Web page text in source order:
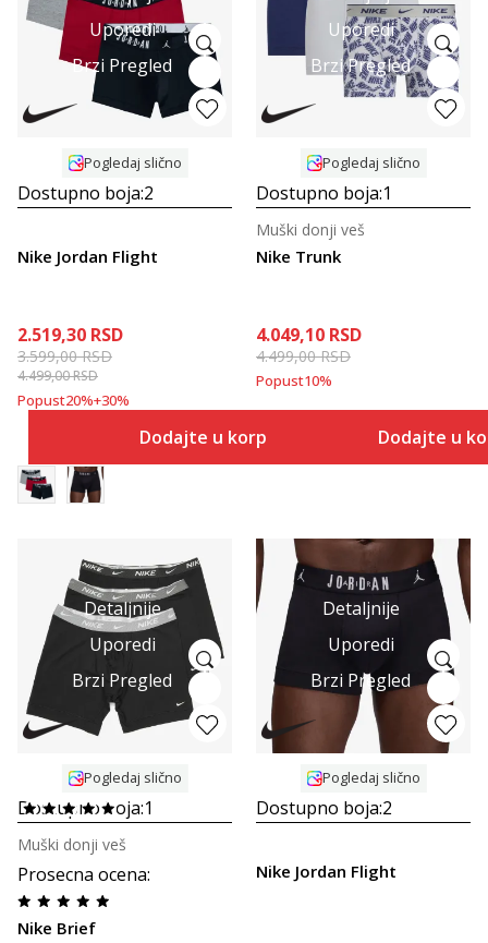
Uporedi
Brzi Pregled
Pogledaj slično
Dostupno boja:2
Nike Jordan Flight
2.519,30 RSD
3.599,00RSD
4.499,00RSD
Popust20%+30%
Dodajte u korpu
Uporedi
Brzi Pregled
Pogledaj slično
Dostupno boja:1
Nike Trunk
Muški donji veš
4.049,10 RSD
4.499,00RSD
Popust10%
Dodajte u
Detaljnije
Uporedi
Brzi Pregled
Pogledaj slično
Dostupno boja:1
Prosecna ocena:
Nike Brief
Muški donji veš
Detaljnije
Uporedi
Brzi Pregled
Pogledaj slično
Dostupno boja:2
Nike Jordan Flight